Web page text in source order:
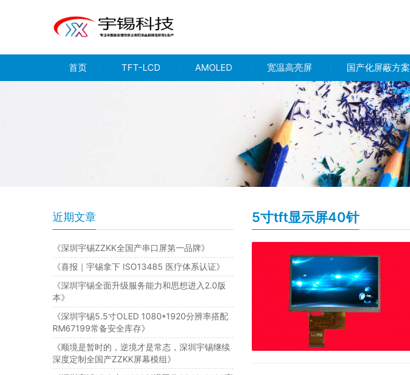
首页 TFT-LCD AMOLED 宽温高亮屏 国产化屏蔽方案
5寸tft显示屏40针
近期文章
《深圳宇锡ZZKK全国产串口屏第一品牌》
《喜报｜宇锡拿下 ISO13485 医疗体系认证》
《深圳宇锡全面升级服务能力和思想进入2.0版
本》
《深圳宇锡5.5寸OLED 1080*1920分辨率搭配
RM67199常备安全库存》
《顺境是暂时的，逆境才是常态，深圳宇锡继续
深度定制全国产ZZKK屏幕模组》